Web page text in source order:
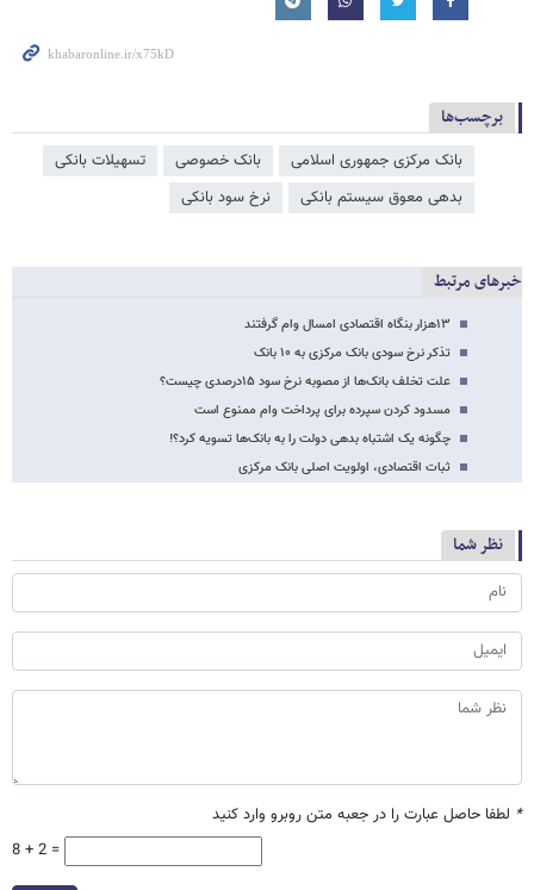
برچسب‌ها
بانک مرکزی جمهوری اسلامی بانک خصوصی
تسهیلات بانکی
بدهی معوق سیستم بانکی
نرخ سود بانکی
خبرهای مرتبط
۱۳هزار بنگاه اقتصادی امسال وام گرفتند
تذکر نرخ سودی بانک مرکزی به ۱۰ بانک
علت تخلف بانک‌ها از مصوبه نرخ سود ۱۵درصدی چیست؟
مسدود کردن سپرده برای پرداخت وام ممنوع است
چگونه یک اشتباه بدهی دولت را به بانک‌ها تسویه کرد؟!
ثبات اقتصادی، اولویت اصلی بانک مرکزی
نظر شما
* لطفا حاصل عبارت را در جعبه متن روبرو وارد کنید
8 + 2 =